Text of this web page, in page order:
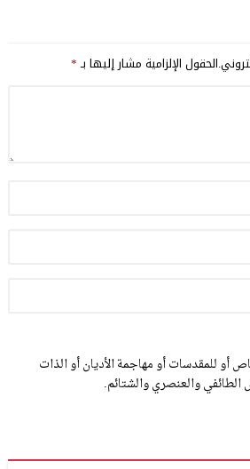
الحقول الإلزامية مشار إليها بـ*
أو للمقدسات أو مهاجمة الأديان أو الذات
الطائفي والعنصري والشتائم.